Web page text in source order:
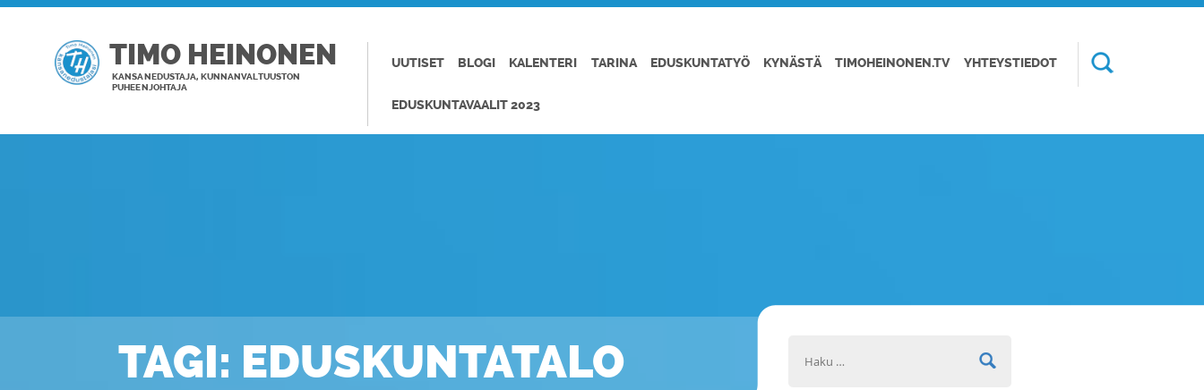
TIMO HEINONEN
KANSANEDUSTAJA, KUNNANVALTUUSTON
PUHEENJOHTAJA
UUTISET BLOGI KALENTERI TARINA EDUSKUNTATYÖ KYNÄSTÄ TIMOHEINONEN.TV YHTEYSTIEDOT
EDUSKUNTAVAALIT 2023
TAGI: EDUSKUNTATALO